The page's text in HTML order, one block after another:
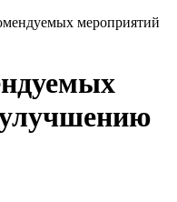
мероприятий